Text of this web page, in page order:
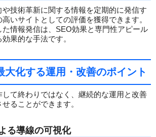
技術革新に関する情報を定期的に発信す
いサイトとしての評価を獲得できます。
た情報発信は、SEO効果と専門性アピール
果的な手法です。
大化する運用・改善のポイント
て終わりではなく、継続的な運用と改善
ることができます。
る導線の可視化